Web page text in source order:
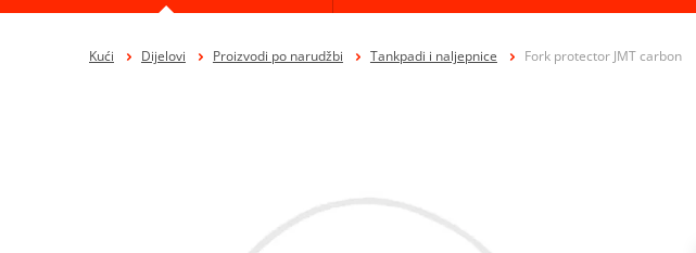
Kući Dijelovi Proizvodi po narudžbi Tankpadi i naljepnice Fork protector JMT carbon